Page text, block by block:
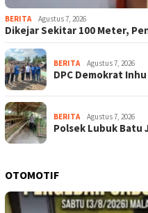
BERITA Agustus 7, 2026
Dikejar Sekitar 100 Meter,
BERITA Agustus 7, 2026
DPC Demokrat
BERITA Agustus 7, 2026
Polsek Lubuk Batu
OTOMOTIF